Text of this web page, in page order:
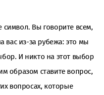
Вы говорите всем,
вас из-за рубежа: это мы
И никто на этот выбор
образом ставите вопрос,
вопросах, которые